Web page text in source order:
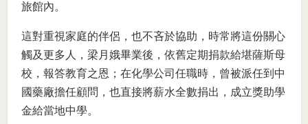
旅館內。
這對重視家庭的伴侶，也不吝於協助，時常將這份關心
觸及更多人，梁月娥畢業後，依舊定期捐款給堪薩斯母
校，報答教育之恩；在化學公司任職時，曾被派任到中
國藥廠擔任顧問，也直接將薪水全數捐出，成立獎助學
金給當地中學。